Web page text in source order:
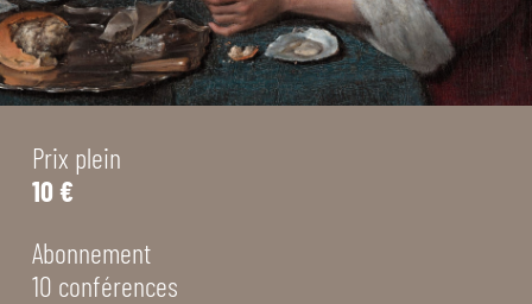
Prix plein
10 €
Abonnement
10 conférences